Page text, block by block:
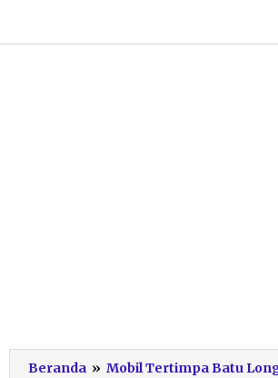
konten
Beranda » Mobil Tertimpa Batu